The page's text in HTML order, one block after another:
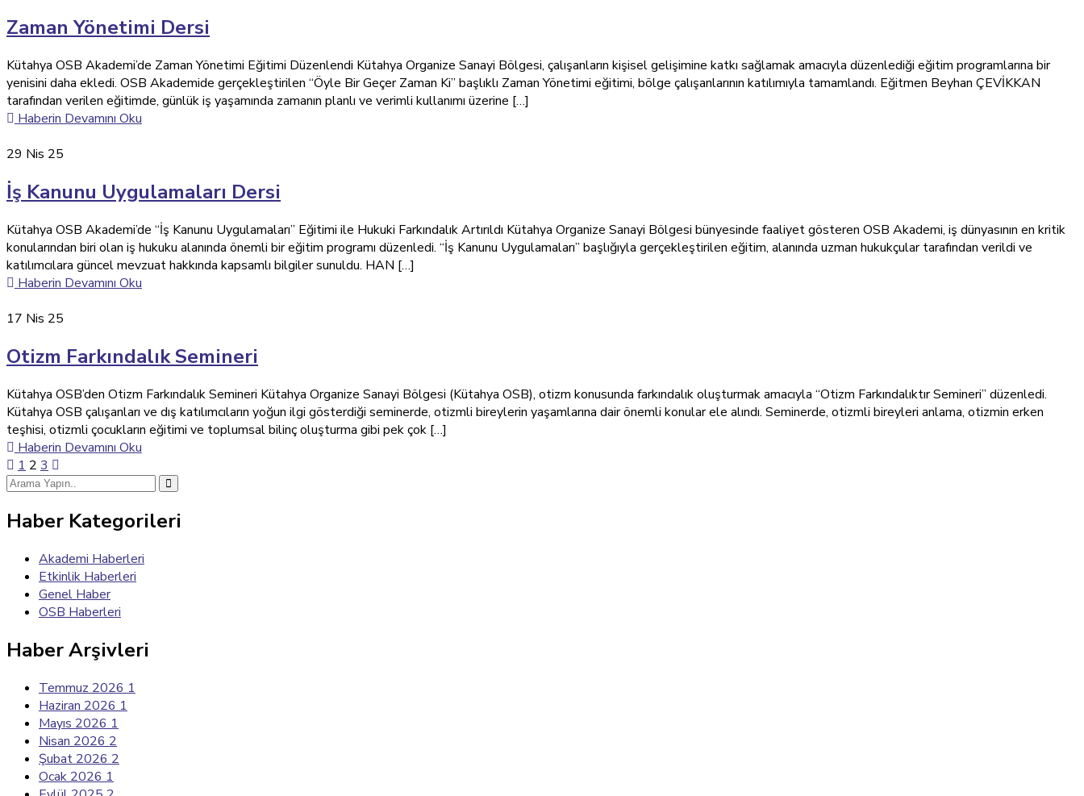
Zaman Yönetimi Dersi
Kütahya OSB Akademi’de Zaman Yönetimi Eğitimi Düzenlendi Kütahya Organize Sanayi Bölgesi, çalışanların kişisel gelişimine katkı sağlamak amacıyla düzenlediği eğitim programlarına bir
yenisini daha ekledi. OSB Akademide gerçekleştirilen “Öyle Bir Geçer Zaman Ki” başlıklı Zaman Yönetimi eğitimi, bölge çalışanlarının katılımıyla tamamlandı. Eğitmen Beyhan ÇEVİKKAN
tarafından verilen eğitimde, günlük iş yaşamında zamanın planlı ve verimli kullanımı üzerine […]
Haberin Devamını Oku
29 Nis 25
İş Kanunu Uygulamaları Dersi
Kütahya OSB Akademi’de “İş Kanunu Uygulamaları” Eğitimi ile Hukuki Farkındalık Artırıldı Kütahya Organize Sanayi Bölgesi bünyesinde faaliyet gösteren OSB Akademi, iş dünyasının en kritik
konularından biri olan iş hukuku alanında önemli bir eğitim programı düzenledi. “İş Kanunu Uygulamaları” başlığıyla gerçekleştirilen eğitim, alanında uzman hukukçular tarafından verildi ve
katılımcılara güncel mevzuat hakkında kapsamlı bilgiler sunuldu. HAN […]
Haberin Devamını Oku
17 Nis 25
Otizm Farkındalık Semineri
Kütahya OSB’den Otizm Farkındalık Semineri Kütahya Organize Sanayi Bölgesi (Kütahya OSB), otizm konusunda farkındalık oluşturmak amacıyla “Otizm Farkındalıktır Semineri” düzenledi.
Kütahya OSB çalışanları ve dış katılımcıların yoğun ilgi gösterdiği seminerde, otizmli bireylerin yaşamlarına dair önemli konular ele alındı. Seminerde, otizmli bireyleri anlama, otizmin erken
teşhisi, otizmli çocukların eğitimi ve toplumsal bilinç oluşturma gibi pek çok […]
Haberin Devamını Oku
1 2 3
Haber Kategorileri
Akademi Haberleri
Etkinlik Haberleri
Genel Haber
OSB Haberleri
Haber Arşivleri
Temmuz 2026 1
Haziran 2026 1
Mayıs 2026 1
Nisan 2026 2
Şubat 2026 2
Ocak 2026 1